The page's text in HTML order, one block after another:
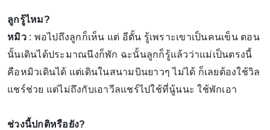
ลูกรู้ไหม?
หมิว: พอไปถึงลูกก็เห็น แต่ อีตั้น รู้เพราะเขาเป็นคนเข็น ตอน
นั้นเดินได้ประมาณนึงก็พัก ฉะนั้นลูกก็รู้แล้วว่าแม่เป็นตรงนี้
คือหมิวเดินได้ แต่เดินในสนามบินยาวๆ ไม่ได้ ก็เลยต้องใช้วิล
แชร์ช่วย แต่ไม่ถึงกับเอาวีลแชร์ไปใช้ที่นู้นนะ ใช้พักเอา
ช่วงนี้ปกติหรือยัง?